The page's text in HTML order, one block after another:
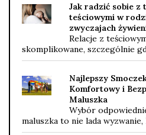
Jak radzić sobie z
teściowymi w
zwyczajach
Relacje z
skomplikowane, szczególnie
Najlepszy
Komfortowy i
Maluszka
Wybór
maluszka to nie lada